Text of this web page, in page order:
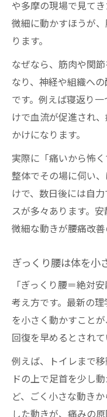
や多摩の現場で見て
微細に動かすほうが
ります。
なぜなら、筋肉や関
なり、神経や組織へ
です。例えば寝返り
けで血流が促進され
かけになります。
実際に「痛いから怖
整体でその場に伺い
けで、数日後には自
スが多々あります。
微細な動きが腰痛改善
ぎっくり腰は体を小
「ぎっくり腰＝絶対
考え方です。最新の
を小さく動かすこと
回復を早めるとされて
例えば、トイレまで
ドの上で足首を少し
ど、ごく小さな動き
した動きが、痛みの